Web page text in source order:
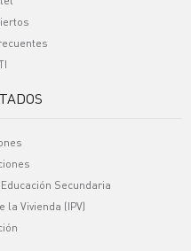
Secundaria
la Vivienda (IPV)